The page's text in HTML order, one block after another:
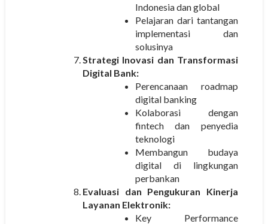
Indonesia dan global
Pelajaran dari tantangan
implementasi dan
solusinya
Strategi Inovasi dan Transformasi
Digital Bank:
Perencanaan roadmap
digital banking
Kolaborasi dengan
fintech dan penyedia
teknologi
Membangun budaya
digital di lingkungan
perbankan
Evaluasi dan Pengukuran Kinerja
Layanan Elektronik:
Key Performance